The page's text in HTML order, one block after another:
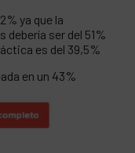
ya que la
ser del 51%
es del 39,5%
en un 43%